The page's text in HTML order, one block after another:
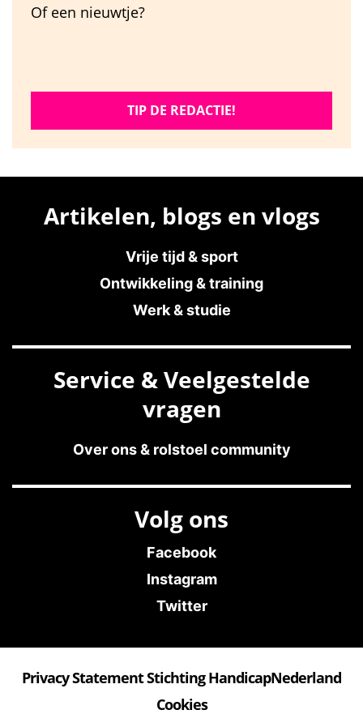
Of een nieuwtje?
TIP DE REDACTIE!
Artikelen, blogs en vlogs
Vrije tijd & sport
Ontwikkeling & training
Werk & studie
Service & Veelgestelde
vragen
Over ons & rolstoel community
Volg ons
Facebook
Instagram
Twitter
Privacy Statement Stichting HandicapNederland
Cookies